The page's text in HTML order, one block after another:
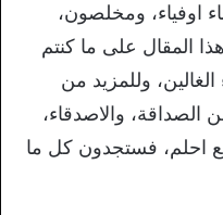
اوفياء، ومخلصون،
المقال على ما كنتم
وللمزيد من
الصداقة، والاصدقاء،
احلم، فستجدون كل ما